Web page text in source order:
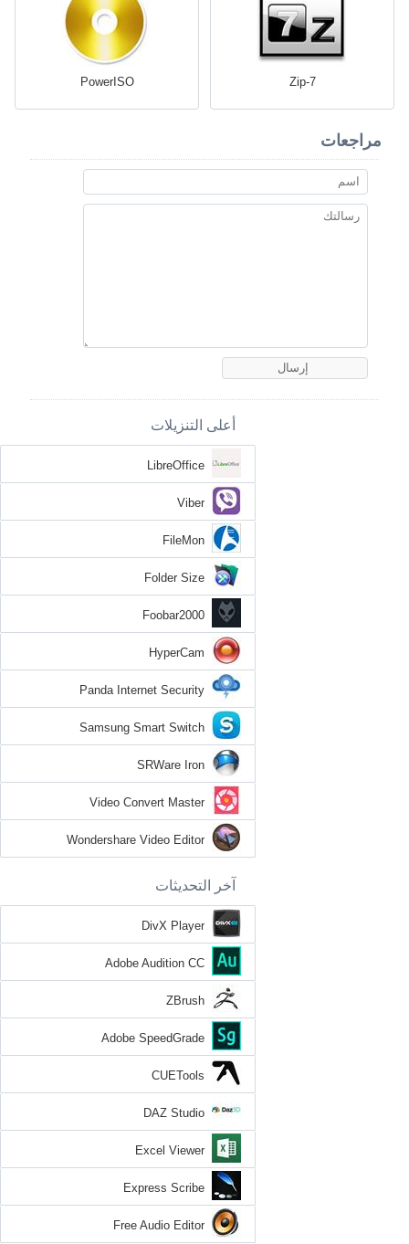
PowerISO
مراجعات
أعلى التنزيلات
LibreOffice
Viber
FileMon
Folder Size
Foobar2000
HyperCam
Panda Internet Security
Samsung Smart Switch
SRWare Iron
Video Convert Master
Wondershare Video Editor
آخر التحديثات
DivX Player
Adobe Audition CC
ZBrush
Adobe SpeedGrade
CUETools
DAZ Studio
Excel Viewer
Express Scribe
Free Audio Editor